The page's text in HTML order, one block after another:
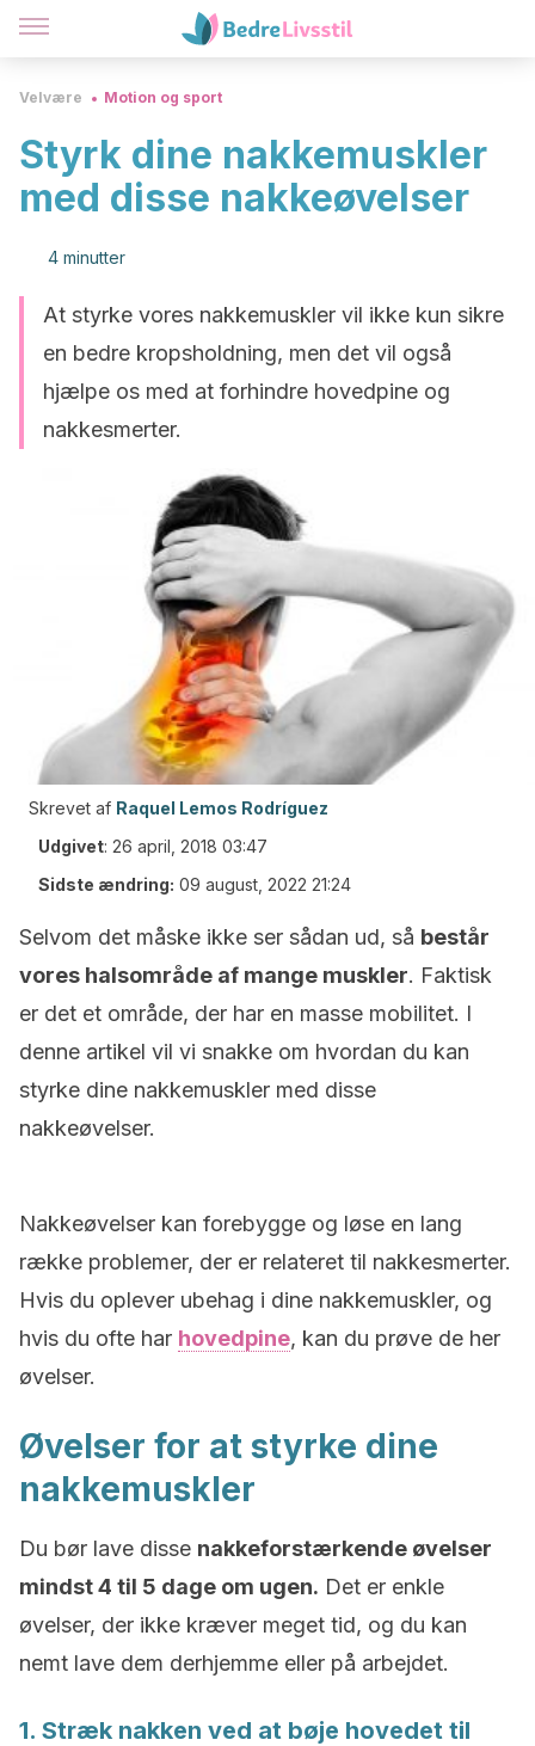
Velvære Motion og sport
Styrk dine nakkemuskler
med disse nakkeøvelser
4 minutter
At styrke vores nakkemuskler vil ikke kun sikre
en bedre kropsholdning, men det vil også
hjælpe os med at forhindre hovedpine og
nakkesmerter.
Skrevet af Raquel Lemos Rodríguez
Udgivet: 26 april, 2018 03:47
Sidste ændring: 09 august, 2022 21:24
Selvom det måske ikke ser sådan ud, så består
vores halsområde af mange muskler. Faktisk
er det et område, der har en masse mobilitet. I
denne artikel vil vi snakke om hvordan du kan
styrke dine nakkemuskler med disse
nakkeøvelser.
Nakkeøvelser kan forebygge og løse en lang
række problemer, der er relateret til nakkesmerter.
Hvis du oplever ubehag i dine nakkemuskler, og
hvis du ofte har hovedpine, kan du prøve de her
øvelser.
Øvelser for at styrke dine
nakkemuskler
Du bør lave disse nakkeforstærkende øvelser
mindst 4 til 5 dage om ugen. Det er enkle
øvelser, der ikke kræver meget tid, og du kan
nemt lave dem derhjemme eller på arbejdet.
1. Stræk nakken ved at bøje hovedet til